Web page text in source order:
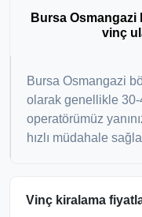
Bursa
vinç
Bursa Osmangazi
olarak genellikle
operatörümüz
hızlı müdahale
Vinç kiralama